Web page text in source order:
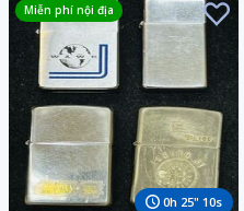
0h 25" 09s
Miễn phí nội địa